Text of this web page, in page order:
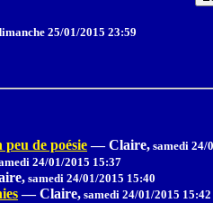
25/01/2015 23:59
de poésie — Claire, samedi 24/
24/01/2015 15:37
samedi 24/01/2015 15:40
— Claire, samedi 24/01/2015 15:42